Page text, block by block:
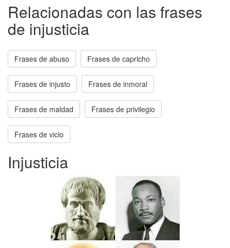
Relacionadas con las frases
de injusticia
Frases de abuso Frases de capricho
Frases de injusto Frases de inmoral
Frases de maldad Frases de privilegio
Frases de vicio
Injusticia